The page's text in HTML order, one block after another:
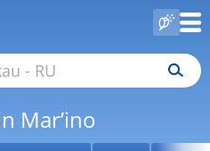
Mar’ino